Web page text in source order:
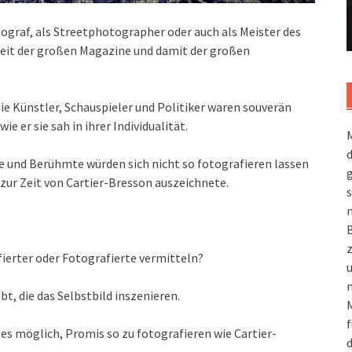
als Streetphotographer oder auch als Meister des
der großen Magazine und damit der großen
Künstler, Schauspieler und Politiker waren souverän
er sie sah in ihrer Individualität.
und Berühmte würden sich nicht so fotografieren lassen
Zeit von Cartier-Bresson auszeichnete.
oder Fotografierte vermitteln?
die das Selbstbild inszenieren.
möglich, Promis so zu fotografieren wie Cartier-